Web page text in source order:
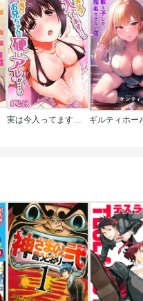
実は今入ってます…｡お風呂でお兄ちゃんの硬いアレが…っ